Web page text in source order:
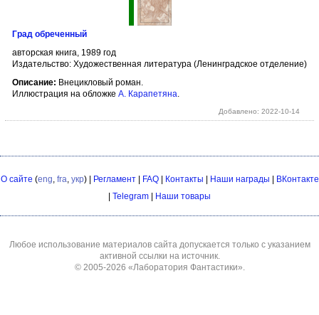
Град обреченный
авторская книга, 1989 год
Издательство: Художественная литература (Ленинградское отделение)
Описание: Внецикловый роман.
Иллюстрация на обложке А. Карапетяна.
Добавлено: 2022-10-14
О сайте (eng, fra, укр) | Регламент| FAQ| Контакты Наши награды
ВКонтакте
Telegram Наши товары
Любое использование материалов сайта допускается только с указанием
активной ссылки на источник.
© 2005-2026 «Лаборатория Фантастики».